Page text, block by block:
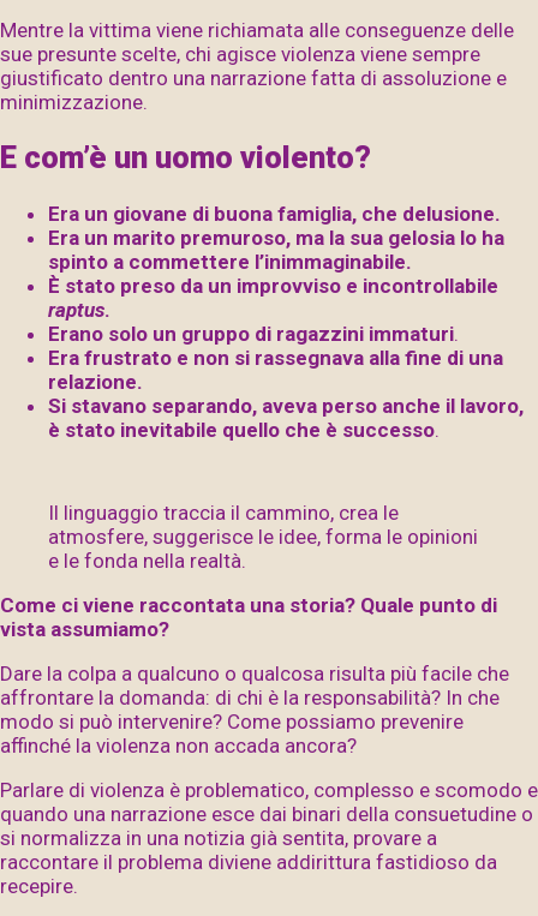
Mentre la vittima viene richiamata alle conseguenze delle
sue presunte scelte, chi agisce violenza viene sempre
giustificato dentro una narrazione fatta di assoluzione e
minimizzazione.
E com’è un uomo violento?
Era un giovane di buona famiglia, che delusione.
Era un marito premuroso, ma la sua gelosia lo ha
spinto a commettere l’inimmaginabile.
È stato preso da un improvviso e incontrollabile
raptus.
Erano solo un gruppo di ragazzini immaturi.
Era frustrato e non si rassegnava alla fine di una
relazione.
Si stavano separando, aveva perso anche il lavoro,
è stato inevitabile quello che è successo.
Il linguaggio traccia il cammino, crea le
atmosfere, suggerisce le idee, forma le opinioni
e le fonda nella realtà.
Come ci viene raccontata una storia? Quale punto di
vista assumiamo?
Dare la colpa a qualcuno o qualcosa risulta più facile che
affrontare la domanda: di chi è la responsabilità? In che
modo si può intervenire? Come possiamo prevenire
affinché la violenza non accada ancora?
Parlare di violenza è problematico, complesso e scomodo e
quando una narrazione esce dai binari della consuetudine o
si normalizza in una notizia già sentita, provare a
raccontare il problema diviene addirittura fastidioso da
recepire.